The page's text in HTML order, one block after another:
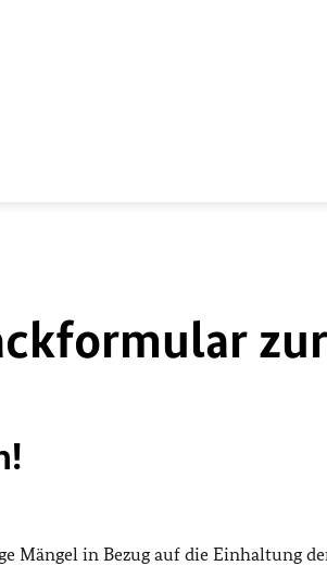
Mängel in Bezug auf die Einhaltung